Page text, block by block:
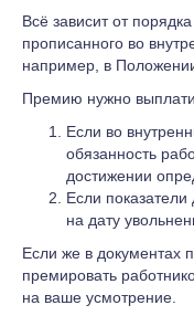
Всё зависит от
прописанного во
например, в
Премию нужно
Если во
обязанность
достижении
Если
на дату
Если же в документах
премировать
на ваше усмотрение.